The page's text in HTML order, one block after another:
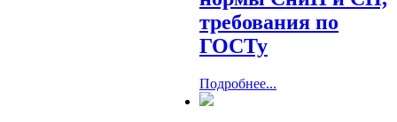
требования по
ГОСТу
Подробнее...